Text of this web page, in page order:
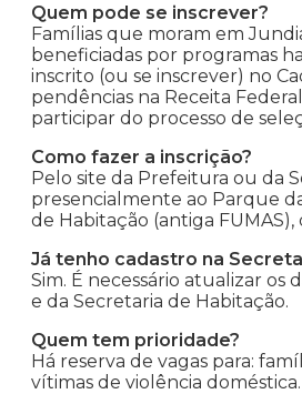
Quem pode se inscrever?
Famílias que moram em
beneficiadas por programas
inscrito (ou se inscrever) no
pendências na Receita
participar do processo de
Como fazer a inscrição?
Pelo site da Prefeitura ou da
presencialmente ao Parque
de Habitação (antiga FUMAS),
Já tenho cadastro na
Sim. É necessário atualizar
e da Secretaria de Habitação.
Quem tem prioridade?
Há reserva de vagas para:
vítimas de violência doméstica.